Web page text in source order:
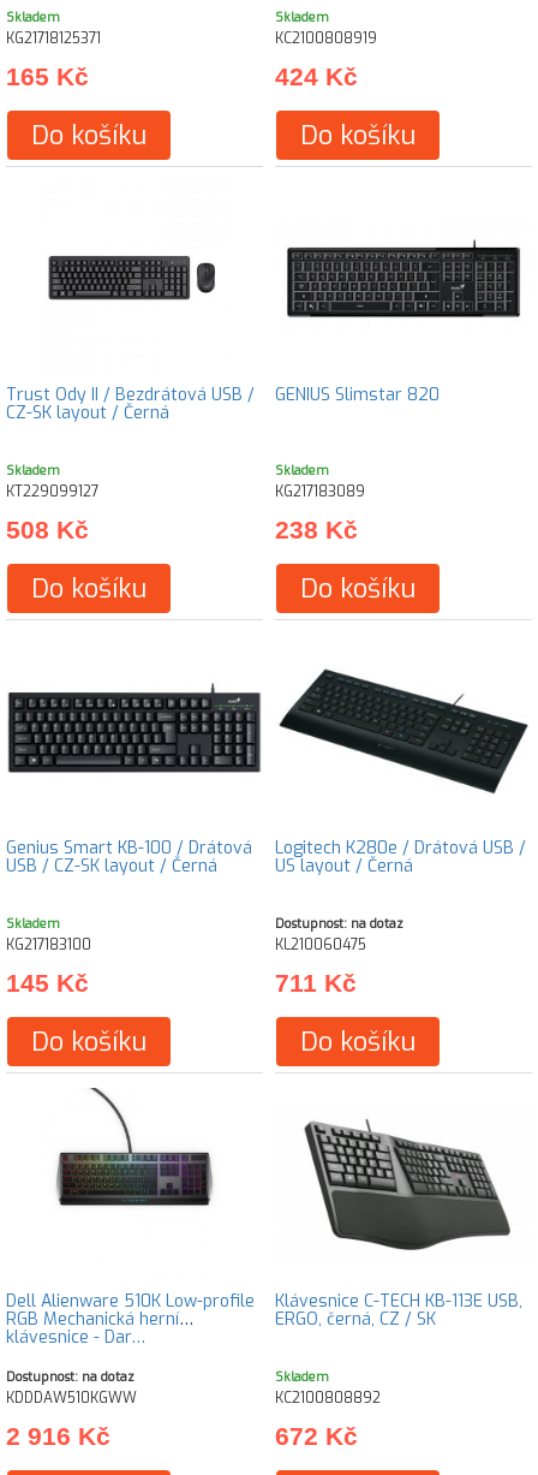
Skladem
KG21718125371
165 Kč
Do košíku
Skladem
KC2100808919
424 Kč
Do košíku
Trust Ody II / Bezdrátová USB /
CZ-SK layout / Černá
Skladem
KT229099127
508 Kč
Do košíku
GENIUS Slimstar 820
Skladem
KG217183089
238 Kč
Do košíku
Genius Smart KB-100 / Drátová
USB / CZ-SK layout / Černá
Skladem
KG217183100
145 Kč
Do košíku
Logitech K280e / Drátová USB /
US layout / Černá
Dostupnost: na dotaz
KL210060475
711 Kč
Do košíku
Dell Alienware 510K Low-profile
RGB Mechanická herní
klávesnice - Dar…
Dostupnost: na dotaz
KDDDAW510KGWW
2 916 Kč
Klávesnice C-TECH KB-113E USB,
ERGO, černá, CZ / SK
Skladem
KC2100808892
672 Kč